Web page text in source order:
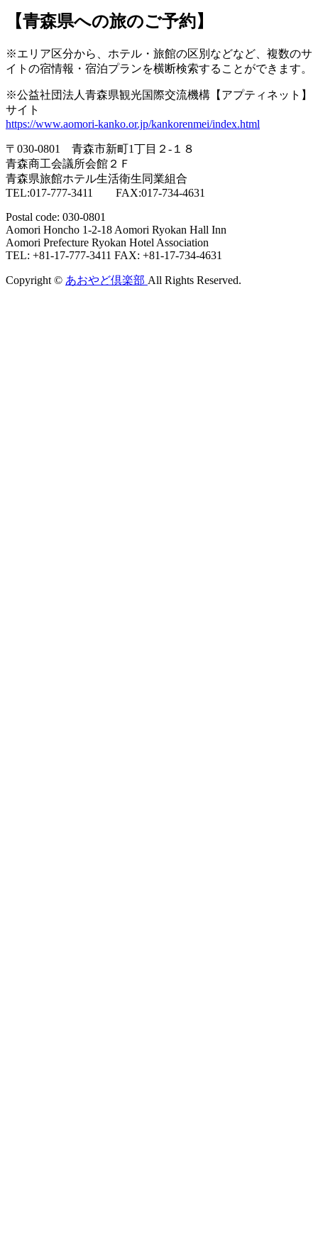
【青森県への旅のご予約】
※エリア区分から、ホテル・旅館の区別などなど、複数のサ
イトの宿情報・宿泊プランを横断検索することができます。
※公益社団法人青森県観光国際交流機構【アプティネット】
サイト
https://www.aomori-kanko.or.jp/kankorenmei/index.html
〒030-0801 青森市新町1丁目２-１８
青森商工会議所会館２Ｆ
青森県旅館ホテル生活衛生同業組合
TEL:017-777-3411 FAX:017-734-4631
Postal code: 030-0801
Aomori Honcho 1-2-18 Aomori Ryokan Hall Inn
Aomori Prefecture Ryokan Hotel Association
TEL: +81-17-777-3411 FAX: +81-17-734-4631
Copyright © あおやど倶楽部 All Rights Reserved.